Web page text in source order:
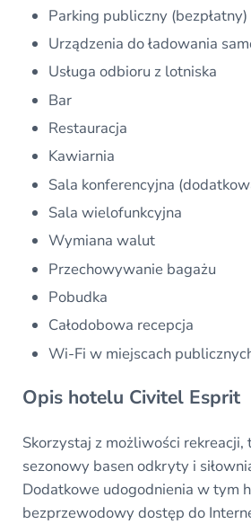
Parking publiczny (bezpłatny)
Urządzenia do ładowania
Usługa odbioru z lotniska
Bar
Restauracja
Kawiarnia
Sala konferencyjna
Sala wielofunkcyjna
Wymiana walut
Przechowywanie bagażu
Pobudka
Całodobowa recepcja
Wi-Fi w miejscach
Opis hotelu Civitel Esprit
Skorzystaj z możliwości rekreacji,
sezonowy basen odkryty i
Dodatkowe udogodnienia w tym
bezprzewodowy dostęp do